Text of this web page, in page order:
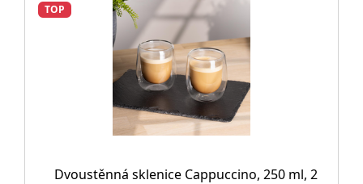
TOP
Dvoustěnná sklenice Cappuccino, 250 ml, 2